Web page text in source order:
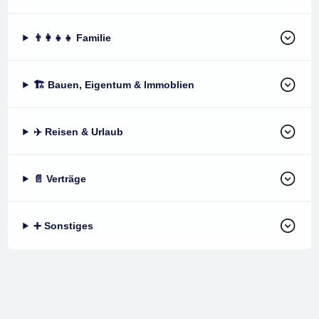
👨‍👩‍👧‍👧 Familie
🏗️ Bauen, Eigentum & Immoblien
✈️ Reisen & Urlaub
📄 Verträge
➕ Sonstiges